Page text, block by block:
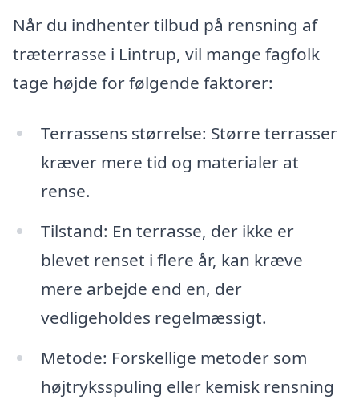
Når du indhenter tilbud på rensning af
træterrasse i Lintrup, vil mange fagfolk
tage højde for følgende faktorer:
Terrassens størrelse: Større terrasser
kræver mere tid og materialer at
rense.
Tilstand: En terrasse, der ikke er
blevet renset i flere år, kan kræve
mere arbejde end en, der
vedligeholdes regelmæssigt.
Metode: Forskellige metoder som
højtryksspuling eller kemisk rensning